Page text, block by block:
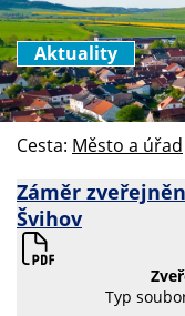
Aktuality
Cesta: Město a úřad
Záměr
Švihov
Typ